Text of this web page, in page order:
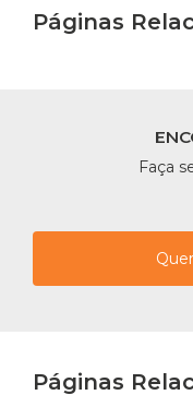
Páginas
Faça
Páginas